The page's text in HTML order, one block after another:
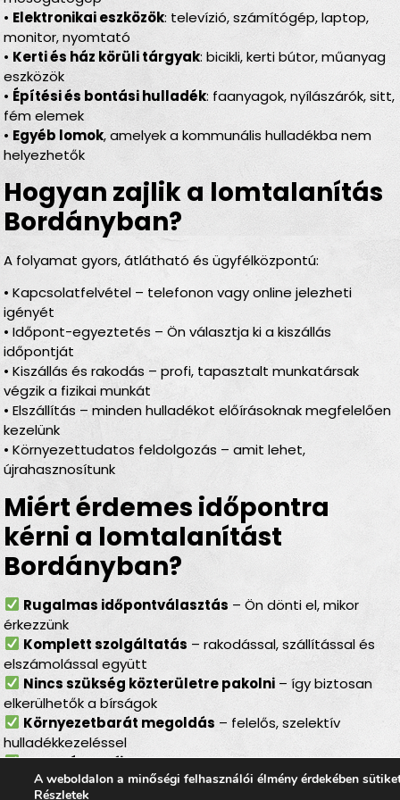
• Elektronikai eszközök: televízió, számítógép, laptop,
monitor, nyomtató
• Kerti és ház körüli tárgyak: bicikli, kerti bútor, műanyag
eszközök
• Építési és bontási hulladék: faanyagok, nyílászárók, sitt,
fém elemek
• Egyéb lomok, amelyek a kommunális hulladékba nem
helyezhetők
Hogyan zajlik a lomtalanítás
Bordányban?
A folyamat gyors, átlátható és ügyfélközpontú:
• Kapcsolatfelvétel – telefonon vagy online jelezheti
igényét
• Időpont-egyeztetés – Ön választja ki a kiszállás
időpontját
• Kiszállás és rakodás – profi, tapasztalt munkatársak
végzik a fizikai munkát
• Elszállítás – minden hulladékot előírásoknak megfelelően
kezelünk
• Környezettudatos feldolgozás – amit lehet,
újrahasznosítunk
Miért érdemes időpontra
kérni a lomtalanítást
Bordányban?
Rugalmas időpontválasztás – Ön dönti el, mikor
érkezzünk
Komplett szolgáltatás – rakodással, szállítással és
elszámolással együtt
Nincs szükség közterületre pakolni– így biztosan
elkerülhetők a bírságok
Környezetbarát megoldás – felelős, szelektív
hulladékkezeléssel
Gyors és profi csapat– minden gördülékenyen,
tisztán és biztonságosan zajlik
A weboldalon a minőségi felhasználói élmény érdekében
Részletek